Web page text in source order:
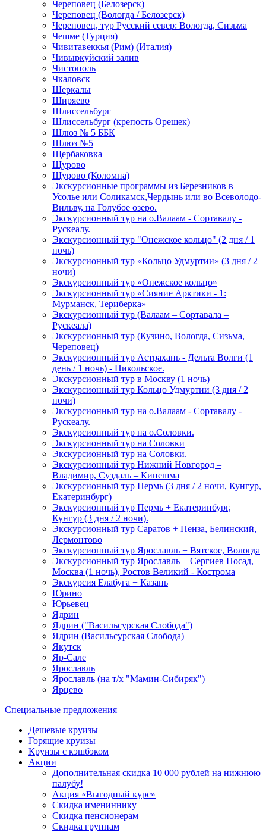
Череповец (Белозерск)
Череповец (Вологда / Белозерск)
Череповец, тур Русский север: Вологда, Сизьма
Чешме (Турция)
Чивитавеккья (Рим) (Италия)
Чивыркуйский залив
Чистополь
Чкаловск
Шеркалы
Ширяево
Шлиссельбург
Шлиссельбург (крепость Орешек)
Шлюз № 5 ББК
Шлюз №5
Щербаковка
Щурово
Щурово (Коломна)
Экскурсионные программы из Березников в
Усолье или Соликамск,Чердынь или во Всеволодо-
Вильву, на Голубое озеро.
Экскурсионный тур на о.Валаам - Сортавалу -
Рускеалу.
Экскурсионный тур "Онежское кольцо" (2 дня / 1
ночь)
Экскурсионный тур «Кольцо Удмуртии» (3 дня / 2
ночи)
Экскурсионный тур «Онежское кольцо»
Экскурсионный тур «Сияние Арктики - 1:
Мурманск, Териберка»
Экскурсионный тур (Валаам – Сортавала –
Рускеала)
Экскурсионный тур (Кузино, Вологда, Сизьма,
Череповец)
Экскурсионный тур Астрахань - Дельта Волги (1
день / 1 ночь) - Никольское.
Экскурсионный тур в Москву (1 ночь)
Экскурсионный тур Кольцо Удмуртии (3 дня / 2
ночи)
Экскурсионный тур на о.Валаам - Сортавалу -
Рускеалу.
Экскурсионный тур на о.Соловки.
Экскурсионный тур на Соловки
Экскурсионный тур на Соловки.
Экскурсионный тур Нижний Новгород –
Владимир, Суздаль – Кинешма
Экскурсионный тур Пермь (3 дня / 2 ночи, Кунгур,
Екатеринбург)
Экскурсионный тур Пермь + Екатеринбург,
Кунгур (3 дня / 2 ночи).
Экскурсионный тур Саратов + Пенза, Белинский,
Лермонтово
Экскурсионный тур Ярославль + Вятское, Вологда
Экскурсионный тур Ярославль + Сергиев Посад,
Москва (1 ночь), Ростов Великий - Кострома
Экскурсия Елабуга + Казань
Юрино
Юрьевец
Ядрин
Ядрин ("Васильсурская Слобода")
Ядрин (Васильсурская Слобода)
Якутск
Яр-Сале
Ярославль
Ярославль (на т/х "Мамин-Сибиряк")
Ярцево
Специальные предложения
Дешевые круизы
Горящие круизы
Круизы с кэшбэком
Акции
Дополнительная скидка 10 000 рублей на нижнюю
палубу!
Акция «Выгодный курс»
Скидка имениннику
Скидка пенсионерам
Скидка группам